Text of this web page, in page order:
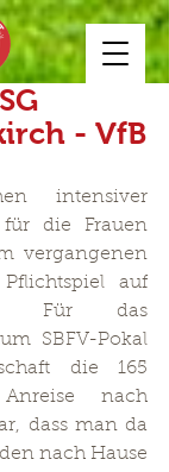
- VfB
intensiver
für die Frauen
vergangenen
auf
Für das
SBFV-Pokal
die 165
nach
dass man da
nach Hause